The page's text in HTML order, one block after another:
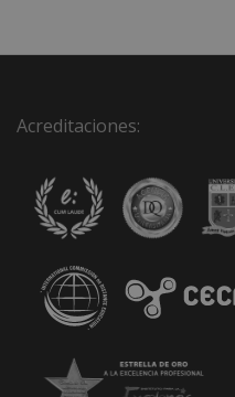
Acreditaciones: